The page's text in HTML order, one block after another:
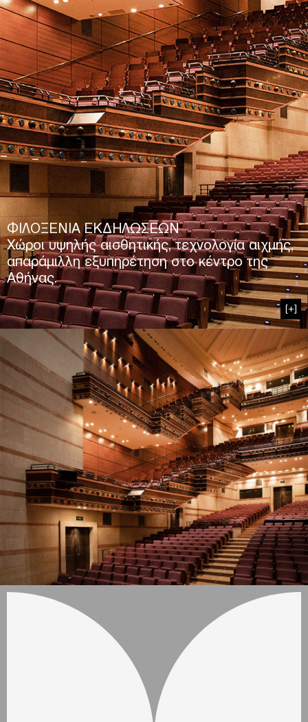
ΦΙΛΟΞΕΝΙΑ ΕΚΔΗΛΩΣΕΩΝ
Χώροι υψηλής αισθητικής, τεχνολογία αιχμής,
απαράμιλλη εξυπηρέτηση στο κέντρο της
Αθήνας.
[+]